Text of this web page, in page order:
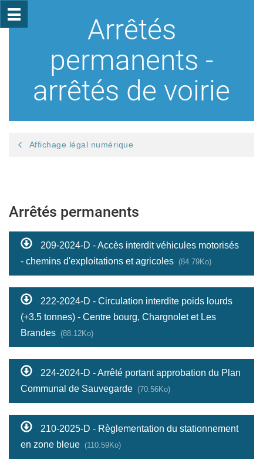
Arrêtés
permanents -
arrêtés de voirie
Affichage légal numérique
Arrêtés permanents
209-2024-D - Accès interdit véhicules motorisés
- chemins d'exploitations et agricoles (84.79Ko)
222-2024-D - Circulation interdite poids lourds
(+3.5 tonnes) - Centre bourg, Chargnolet et Les
Brandes (88.12Ko)
224-2024-D - Arrêté portant approbation du Plan
Communal de Sauvegarde (70.56Ko)
210-2025-D - Règlementation du stationnement
en zone bleue (110.59Ko)